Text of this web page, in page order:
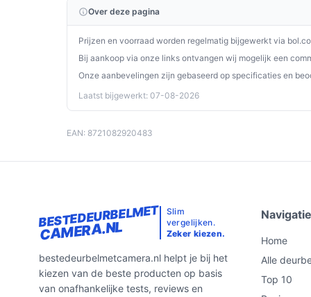
Over deze pagina
Prijzen en voorraad worden regelmatig bijgewerkt via
Bij aankoop via onze links ontvangen wij mogelijk een
Onze aanbevelingen zijn gebaseerd op specificaties en
Laatst bijgewerkt: 07-08-2026
EAN: 8721082920483
BESTEDEURBELMET
CAMERA.NL
Slim
vergelijken.
Zeker kiezen.
bestedeurbelmetcamera.nl helpt je bij het
kiezen van de beste producten op basis
van onafhankelijke tests, reviews en
Navigatie
Home
Alle
Top 10